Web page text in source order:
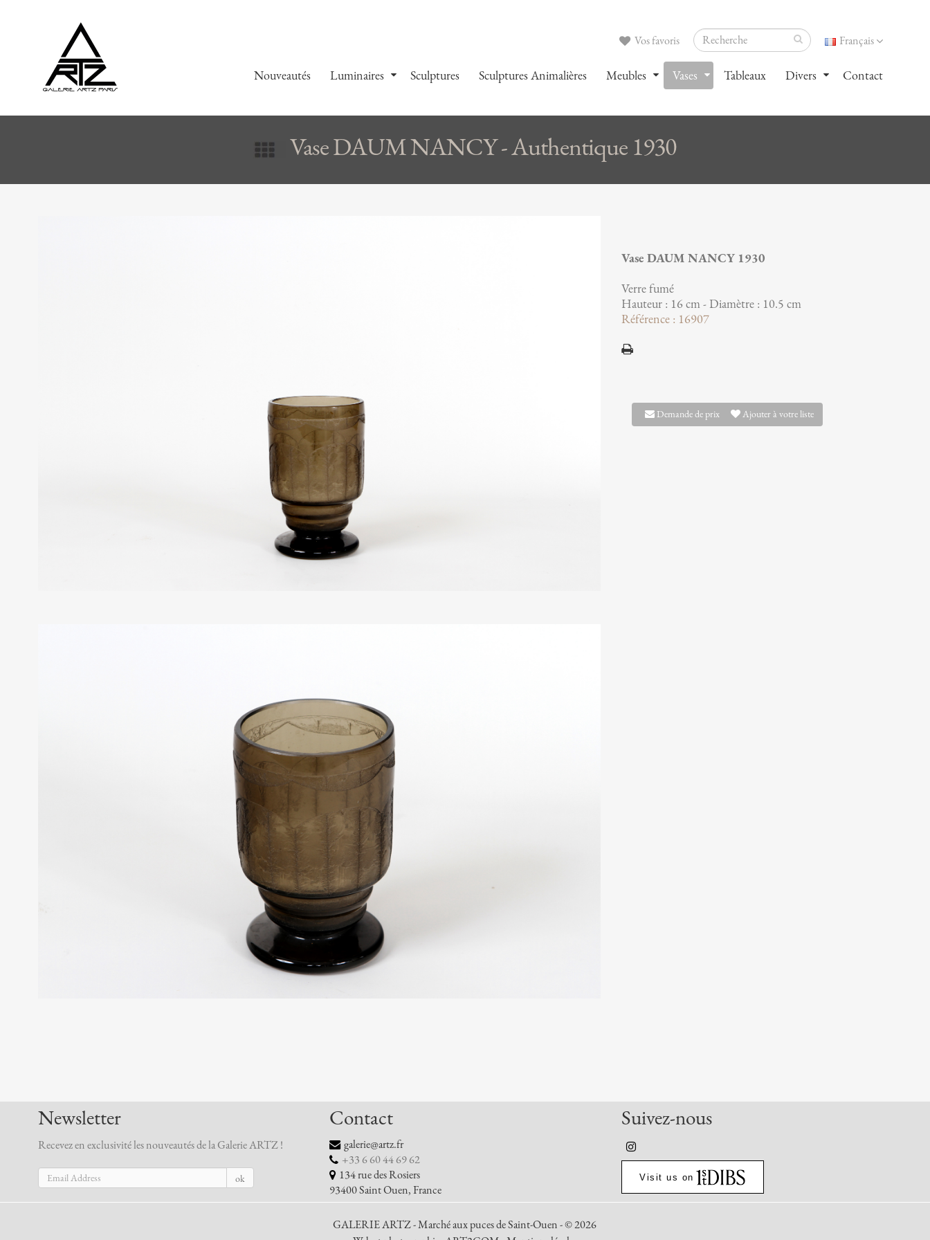
Français
Vos favoris
Nouveautés Luminaires Sculptures Sculptures Animalières Meubles Vases Tableaux Divers Contact
Vase DAUM NANCY - Authentique 1930
Vase DAUM NANCY 1930
Verre fumé
Hauteur : 16 cm - Diamètre : 10.5 cm
Référence : 16907
Demande de prix Ajouter à votre liste
Newsletter
Recevez en exclusivité les nouveautés de la Galerie ARTZ !
ok
Contact
galerie@artz.fr
+33 6 60 44 69 62
134 rue des Rosiers
93400 Saint Ouen, France
Suivez-nous
Visit us on
GALERIE ARTZ - Marché aux puces de Saint-Ouen - © 2026